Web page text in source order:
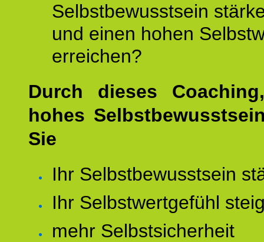
Selbstbewusstsein
und einen hohen
erreichen?
Durch dieses
hohes
Sie
Ihr Selbstbewusstsein
Ihr Selbstwertgefühl
mehr Selbstsicherheit